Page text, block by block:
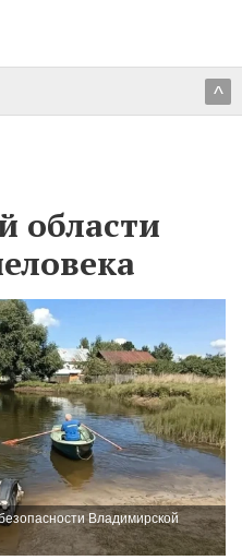
^
области
Владимирской